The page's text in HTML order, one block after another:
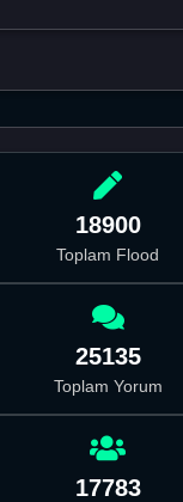
18900
Toplam Flood
25135
Toplam Yorum
17783